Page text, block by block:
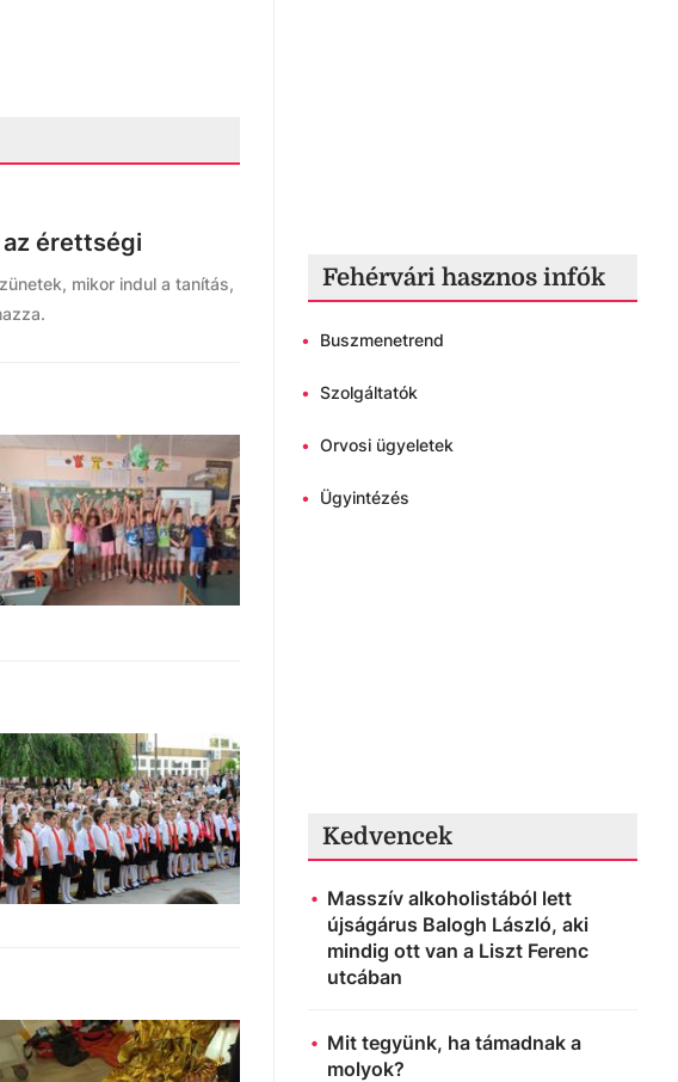
érettségi
mikor indul a tanítás,
Fehérvári hasznos infók
• Buszmenetrend
• Szolgáltatók
• Orvosi ügyeletek
• Ügyintézés
Kedvencek
Masszív alkoholistából lett
újságárus Balogh László, aki
mindig ott van a Liszt Ferenc
utcában
Mit tegyünk, ha támadnak a
molyok?